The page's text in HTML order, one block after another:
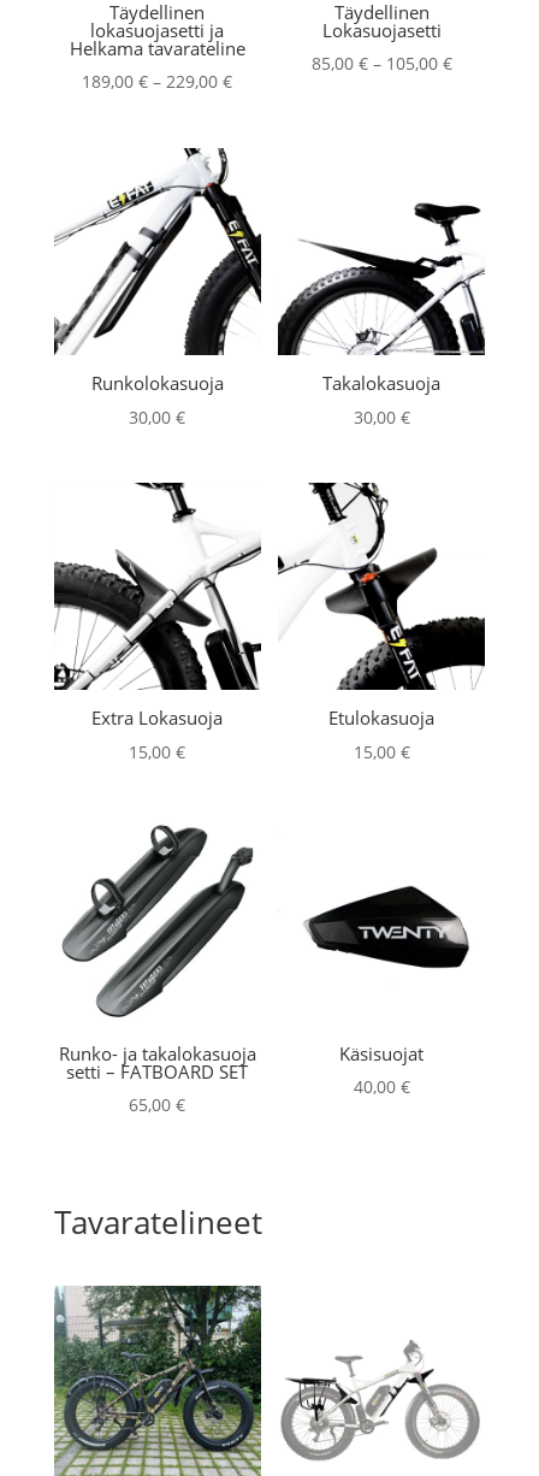
Täydellinen
lokasuojasetti ja
Helkama tavarateline
189,00€ – 229,00€Hintaluokka:
Täydellinen
Lokasuojasetti
85,00 € – 105,00 €
Runkolokasuoja
30,00€
Takalokasuoja
30,00 €
Extra Lokasuoja
15,00€
Etulokasuoja
15,00 €
Runko- ja takalokasuoja
setti – FATBOARD SET
65,00€
Käsisuojat
40,00 €
Tavaratelineet